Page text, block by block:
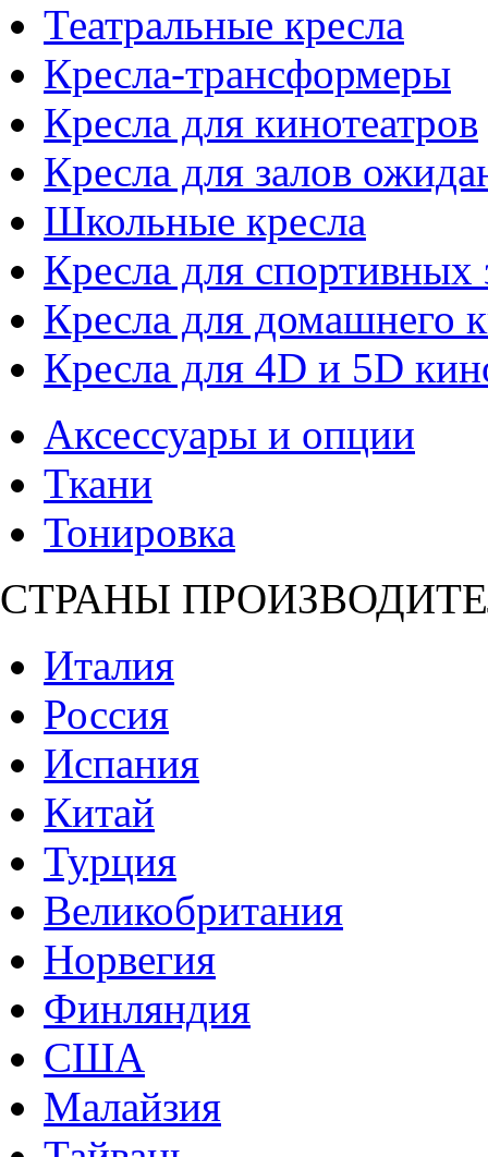
Театральные кресла
Кресла-трансформеры
Кресла для кинотеатров
Кресла для залов
Школьные кресла
Кресла для спортивных
Кресла для домашнего
Кресла для 4D и 5D
Аксессуары и опции
Ткани
Тонировка
СТРАНЫ
Италия
Россия
Испания
Китай
Турция
Великобритания
Норвегия
Финляндия
США
Малайзия